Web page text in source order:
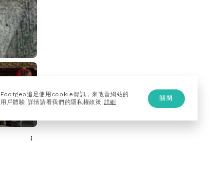
Footgeo追足使用cookie資訊，來改善網站的
用戶體驗 詳情請看我們的隱私權政策 詳細 .
關閉